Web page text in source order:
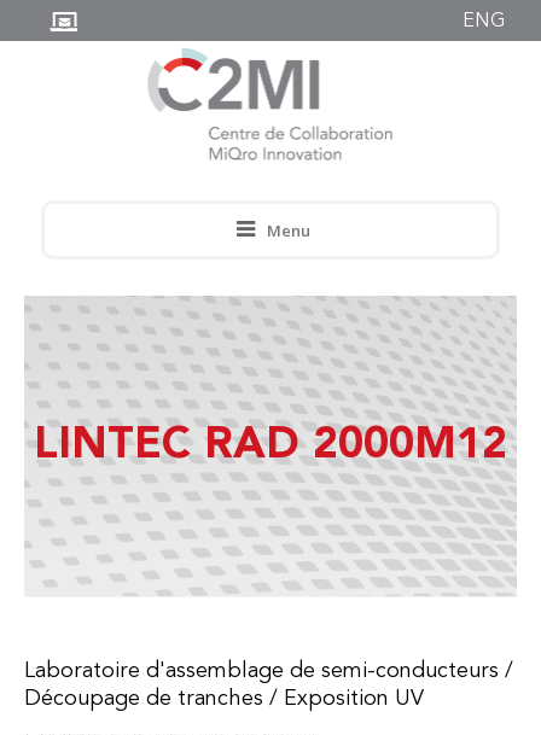
ENG
Menu
LINTEC RAD 2000M12
Laboratoire d'assemblage de semi-conducteurs /
Découpage de tranches / Exposition UV